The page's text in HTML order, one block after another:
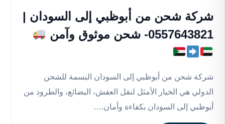
شركة شحن من أبوظبي إلى السودان |
0557643821- شحن موثوق وآمن
شركة شحن من أبوظبي إلى السودان البسمة للشحن
الدولي هي الخيار الأمثل لنقل العفش، البضائع، والطرود من
أبوظبي إلى السودان بكفاءة وأمان.…